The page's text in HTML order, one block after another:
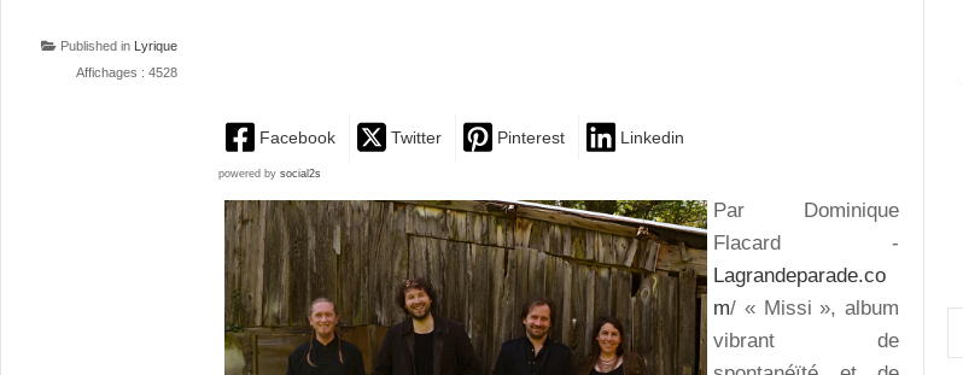
Published in
Lyrique
Affichages : 4528
Facebook Twitter Pinterest Linkedin
powered by social2s
Par Dominique
Flacard -
Lagrandeparade.co
m/ « Missi », album
vibrant de